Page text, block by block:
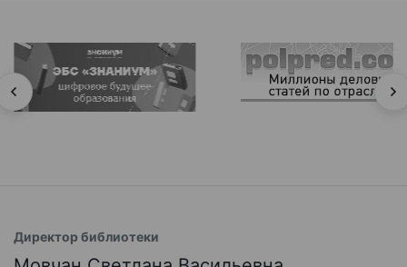
Директор библиотеки